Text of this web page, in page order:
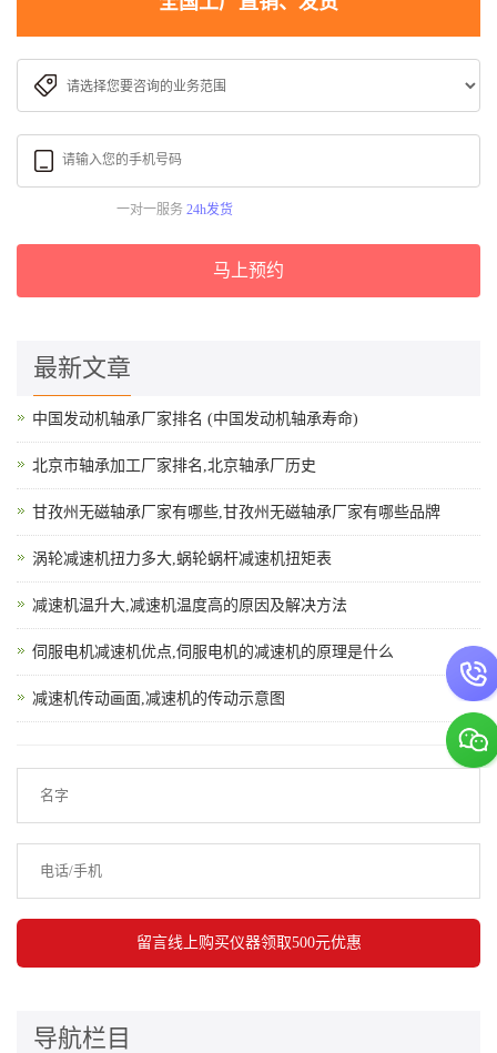
一对一服务 24h发货
马上预约
最新文章
中国发动机轴承厂家排名 (中国发动机轴承寿命)
北京市轴承加工厂家排名,北京轴承厂历史
甘孜州无磁轴承厂家有哪些,甘孜州无磁轴承厂家有哪些品牌
涡轮减速机扭力多大,蜗轮蜗杆减速机扭矩表
减速机温升大,减速机温度高的原因及解决方法
伺服电机减速机优点,伺服电机的减速机的原理是什么
减速机传动画面,减速机的传动示意图
导航栏目